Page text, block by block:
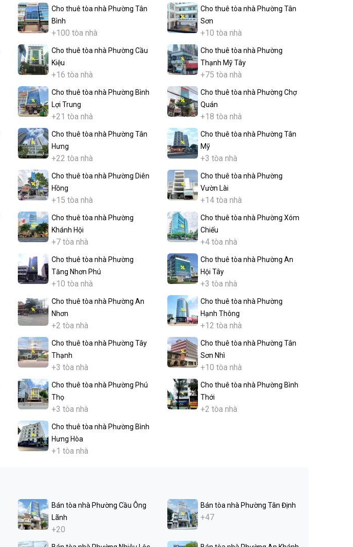
Cho thuê tòa nhà Phường Tân
Bình
+100 tòa nhà
Cho thuê tòa nhà Phường Tân
Sơn
+10 tòa nhà
Cho thuê tòa nhà Phường Cầu
Kiệu
+16 tòa nhà
Cho thuê tòa nhà Phường
Thạnh Mỹ Tây
+75 tòa nhà
Cho thuê tòa nhà Phường Bình
Lợi Trung
+21 tòa nhà
Cho thuê tòa nhà Phường Chợ
Quán
+18 tòa nhà
Cho thuê tòa nhà Phường Tân
Hưng
+22 tòa nhà
Cho thuê tòa nhà Phường Tân
Mỹ
+3 tòa nhà
Cho thuê tòa nhà Phường Diên
Hồng
+15 tòa nhà
Cho thuê tòa nhà Phường
Vườn Lài
+14 tòa nhà
Cho thuê tòa nhà Phường
Khánh Hội
+7 tòa nhà
Cho thuê tòa nhà Phường Xóm
Chiếu
+4 tòa nhà
Cho thuê tòa nhà Phường
Tăng Nhơn Phú
+10 tòa nhà
Cho thuê tòa nhà Phường An
Hội Tây
+3 tòa nhà
Cho thuê tòa nhà Phường An
Nhơn
+2 tòa nhà
Cho thuê tòa nhà Phường
Hạnh Thông
+12 tòa nhà
Cho thuê tòa nhà Phường Tây
Thạnh
+3 tòa nhà
Cho thuê tòa nhà Phường Tân
Sơn Nhì
+10 tòa nhà
Cho thuê tòa nhà Phường Phú
Thọ
+3 tòa nhà
Cho thuê tòa nhà Phường Bình
Thới
+2 tòa nhà
Cho thuê tòa nhà Phường Bình
Hưng Hòa
+1 tòa nhà
Bán tòa nhà Phường Cầu Ông
Lãnh
+20
Bán tòa nhà Phường Tân Định
+47